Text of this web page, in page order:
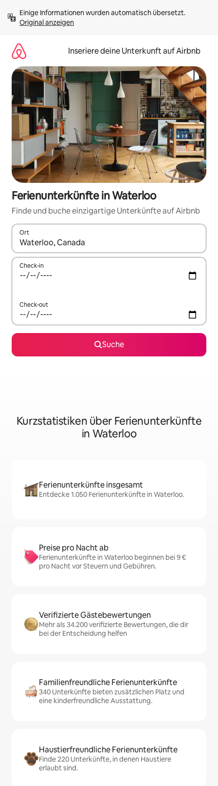
Inhalten
springenOriginal anzeigen
Inseriere deine Unterkunft auf Airbnb
Ferienunterkünfte in Waterloo
Finde und buche einzigartige Unterkünfte auf Airbnb
Ort
Wenn Ergebnisse verfügbar sind, navigiere mit den
Check-in
Check-out
Suche
Kurzstatistiken über Ferienunterkünfte
in Waterloo
Ferienunterkünfte insgesamt
Entdecke 1.050 Ferienunterkünfte in Waterloo.
Preise pro Nacht ab
Ferienunterkünfte in Waterloo beginnen bei 9 €
pro Nacht vor Steuern und Gebühren.
Verifizierte Gästebewertungen
Mehr als 34.200 verifizierte Bewertungen, die dir
bei der Entscheidung helfen
Familienfreundliche Ferienunterkünfte
340 Unterkünfte bieten zusätzlichen Platz und
eine kinderfreundliche Ausstattung.
Haustierfreundliche Ferienunterkünfte
Finde 220 Unterkünfte, in denen Haustiere
erlaubt sind.